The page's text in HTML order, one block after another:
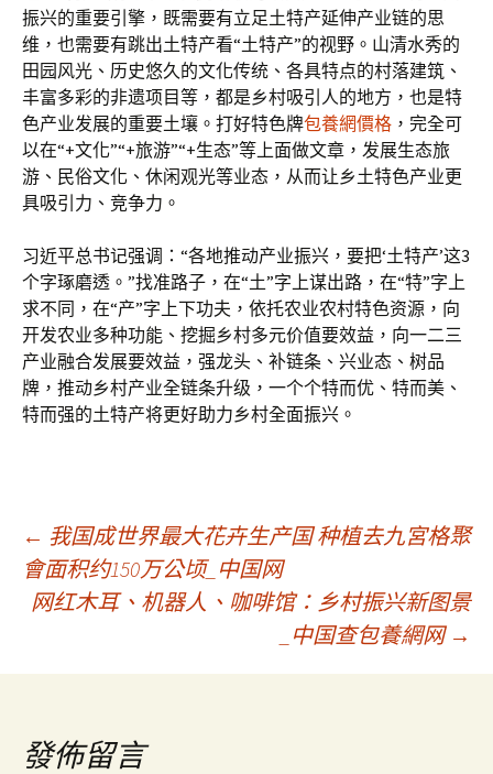
振兴的重要引擎，既需要有立足土特产延伸产业链的思
维，也需要有跳出土特产看“土特产”的视野。山清水秀的
田园风光、历史悠久的文化传统、各具特点的村落建筑、
丰富多彩的非遗项目等，都是乡村吸引人的地方，也是特
色产业发展的重要土壤。打好特色牌包養網價格 ，完全可
以在“+文化”“+旅游”“+生态”等上面做文章，发展生态旅
游、民俗文化、休闲观光等业态，从而让乡土特色产业更
具吸引力、竞争力。
习近平总书记强调：“各地推动产业振兴，要把‘土特产’这3
个字琢磨透。”找准路子，在“土”字上谋出路，在“特”字上
求不同，在“产”字上下功夫，依托农业农村特色资源，向
开发农业多种功能、挖掘乡村多元价值要效益，向一二三
产业融合发展要效益，强龙头、补链条、兴业态、树品
牌，推动乡村产业全链条升级，一个个特而优、特而美、
特而强的土特产将更好助力乡村全面振兴。
文
章
導
覽
← 我国成世界最大花卉生产国 种植去九宮格聚
會面积约150万公顷_中国网
网红木耳、机器人、咖啡馆：乡村振兴新图景
_中国查包養網网 →
發佈留言